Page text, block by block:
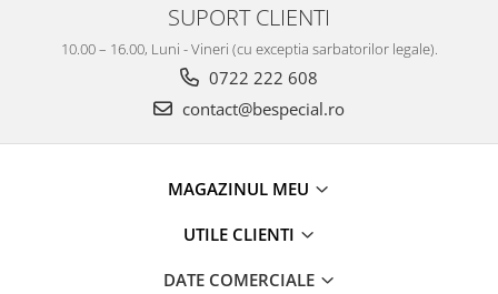
SUPORT CLIENTI
10.00 – 16.00, Luni - Vineri (cu exceptia sarbatorilor legale).
0722 222 608
contact@bespecial.ro
MAGAZINUL MEU
UTILE CLIENTI
DATE COMERCIALE